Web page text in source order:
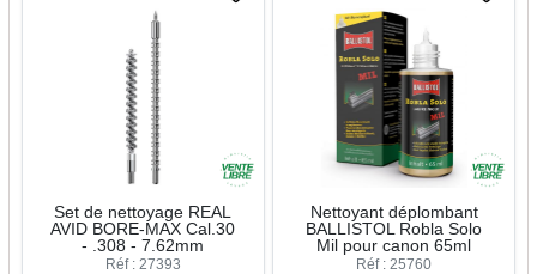
Set de nettoyage REAL
AVID BORE-MAX Cal.30
- .308 - 7.62mm
Réf : 27393
Nettoyant déplombant
BALLISTOL Robla Solo
Mil pour canon 65ml
Réf : 25760